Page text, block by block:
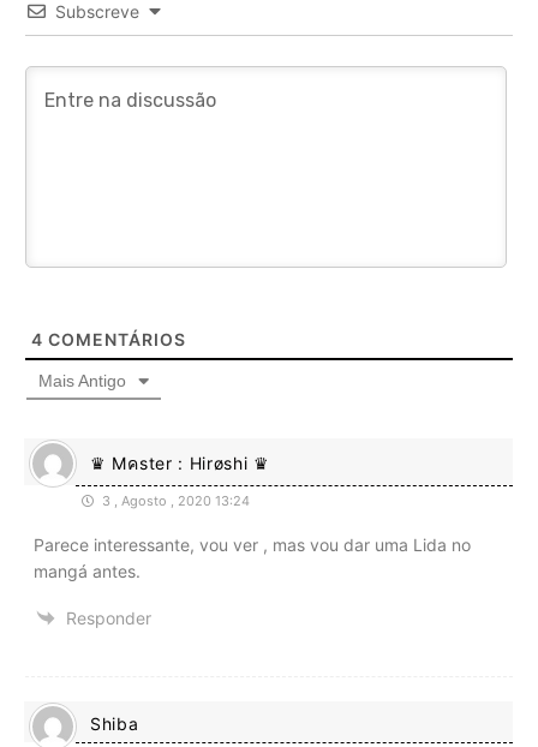
Subscreve
4 COMENTÁRIOS
Mais Antigo
♛ Mคster : Hirøshi ♛
3 , Agosto , 2020 13:24
Parece interessante, vou ver , mas vou dar uma Lida no
mangá antes.
Responder
Shiba